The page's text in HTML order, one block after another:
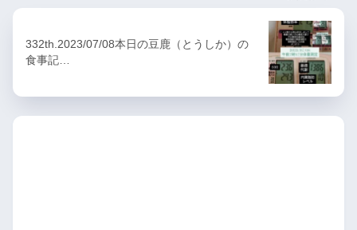
332th.2023/07/08本日の豆鹿（とうしか）の
食事記…